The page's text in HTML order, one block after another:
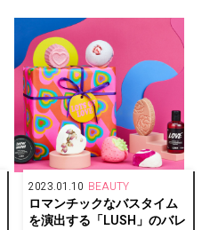
2023.01.10 BEAUTY
ロマンチックなバスタイム
を演出する「LUSH」のバレ